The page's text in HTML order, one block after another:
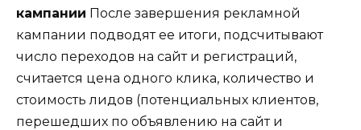
кампании После завершения рекламной
кампании подводят ее итоги, подсчитывают
число переходов на сайт и регистраций,
считается цена одного клика, количество и
стоимость лидов (потенциальных клиентов,
перешедших по объявлению на сайт и